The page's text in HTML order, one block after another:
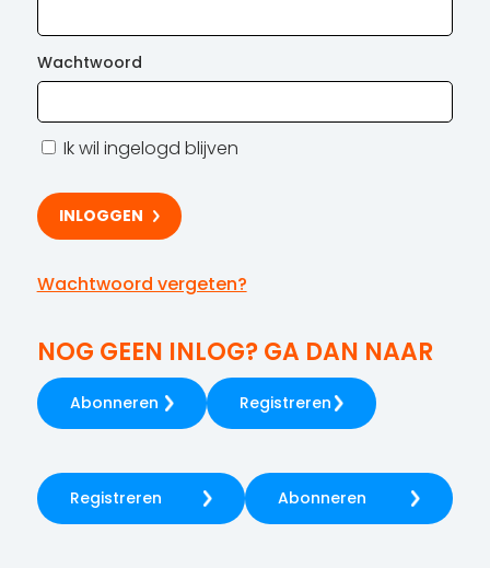
Wachtwoord
Ik wil ingelogd blijven
Wachtwoord vergeten?
NOG GEEN INLOG? GA DAN NAAR
Abonneren Registreren
Registreren Abonneren